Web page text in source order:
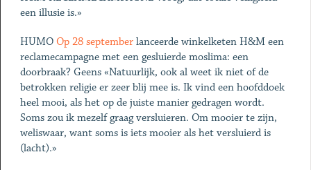
een illusie is.»
HUMO Op 28 septemberlanceerde winkelketen H&M een
reclamecampagne met een gesluierde moslima: een
doorbraak? Geens «Natuurlijk, ook al weet ik niet of de
betrokken religie er zeer blij mee is. Ik vind een hoofddoek
heel mooi, als het op de juiste manier gedragen wordt.
Soms zou ik mezelf graag versluieren. Om mooier te zijn,
weliswaar, want soms is iets mooier als het versluierd is
(lacht).»